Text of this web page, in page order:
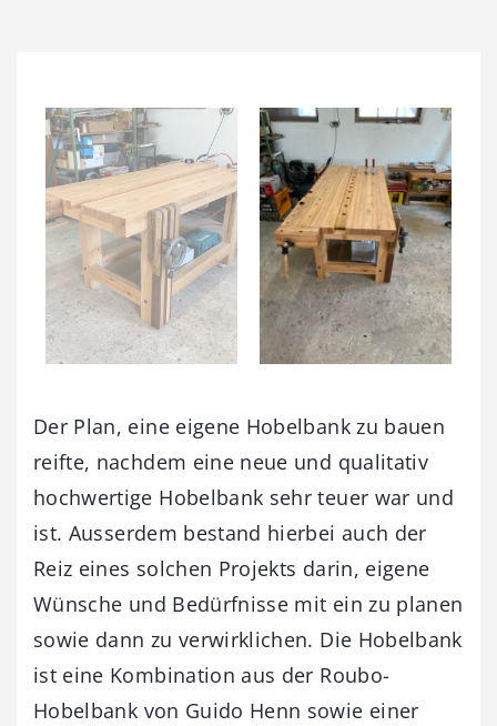
Der Plan, eine eigene Hobelbank zu bauen
reifte, nachdem eine neue und qualitativ
hochwertige Hobelbank sehr teuer war und
ist. Ausserdem bestand hierbei auch der
Reiz eines solchen Projekts darin, eigene
Wünsche und Bedürfnisse mit ein zu planen
sowie dann zu verwirklichen. Die Hobelbank
ist eine Kombination aus der Roubo-
Hobelbank von Guido Henn sowie einer